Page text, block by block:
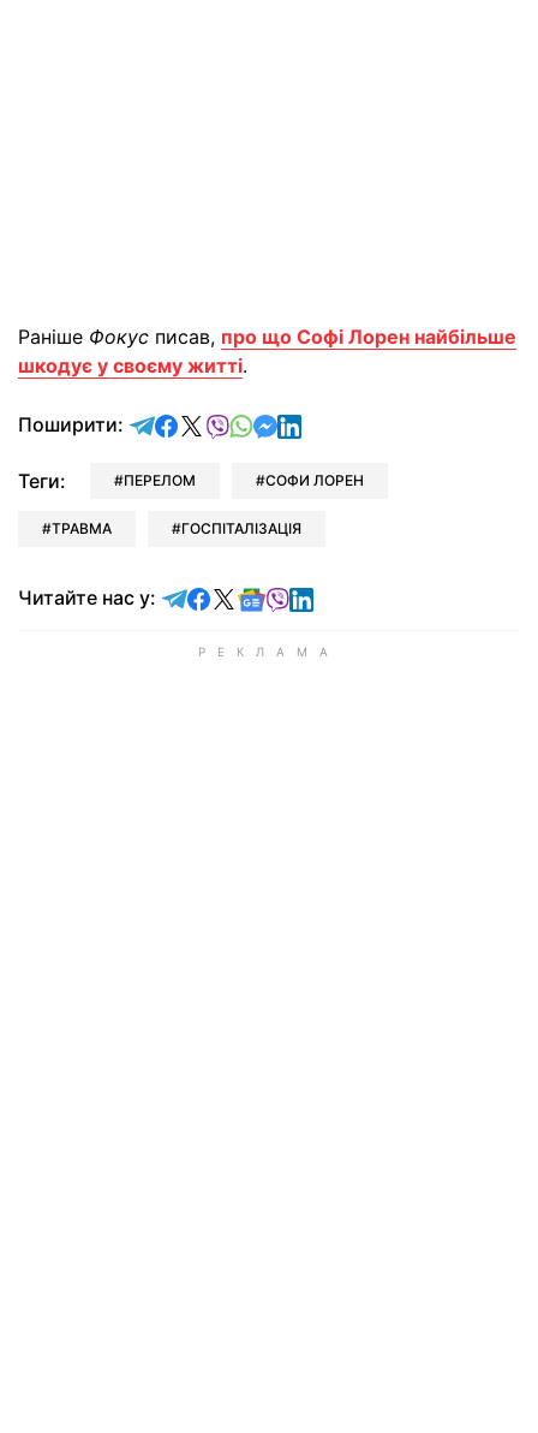
Раніше Фокус писав, про що Софі Лорен найбільше
шкодує у своєму житті.
Поширити: відправити у Telegram
поділитись у Facebook
поділитись у X
відправити у Viber
відправити у Whatsapp
відправити у Messenger
відправити у LinkedIn
Теги: ПЕРЕЛОМ СОФИ ЛОРЕН
ТРАВМА ГОСПІТАЛІЗАЦІЯ
Читайте нас у: Читайте у Telegram
Читайте у Facebook
Читайте у X
Читайте у Google news
Читайте у Viber
Читайте у LinkedIn